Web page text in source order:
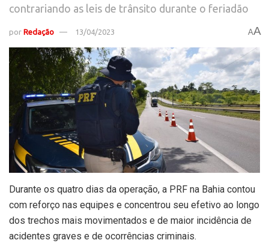
contrariando as leis de trânsito durante o feriadão
por Redação 13/04/2023 AA
Durante os quatro dias da operação, a PRF na Bahia contou
com reforço nas equipes e concentrou seu efetivo ao longo
dos trechos mais movimentados e de maior incidência de
acidentes graves e de ocorrências criminais.